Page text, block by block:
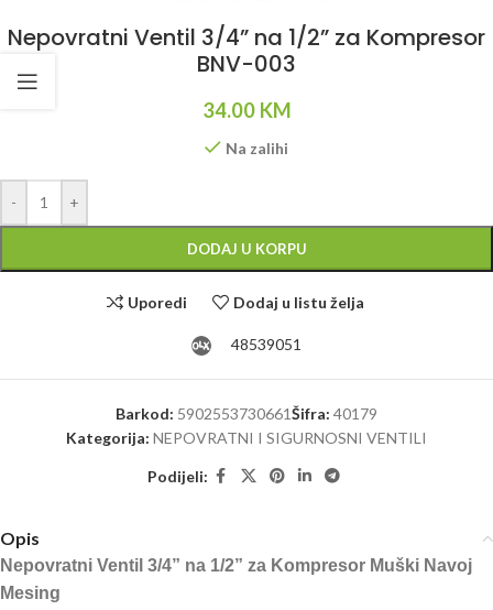
Nepovratni Ventil 3/4” na 1/2” za Kompresor
BNV-003
34.00 KM
Na zalihi
- +
DODAJ U KORPU
Uporedi Dodaj u listu želja
48539051
Barkod: 5902553730661Šifra: 40179
Kategorija: NEPOVRATNI I SIGURNOSNI VENTILI
Podijeli:
Opis
Nepovratni Ventil 3/4” na 1/2” za Kompresor Muški Navoj
Mesing